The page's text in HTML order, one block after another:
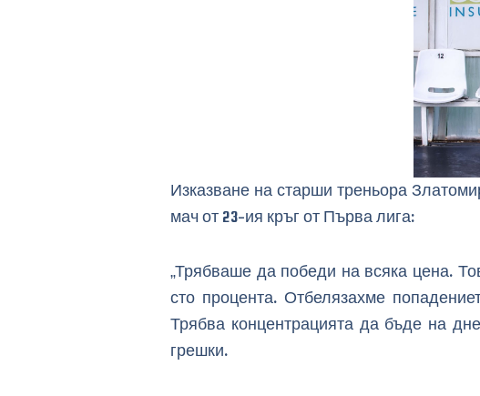
Изказване на старши треньора
мач от 23-ия кръг от Първа лига:
„Трябваше да победи на всяка цена.
сто процента. Отбелязахме
Трябва концентрацията да бъде на
грешки.